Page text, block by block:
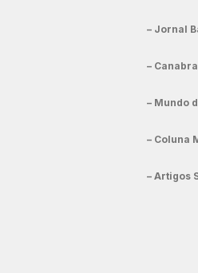
– Jornal
–
– Mundo
– Coluna
– Artigos